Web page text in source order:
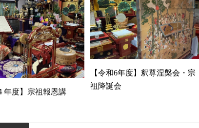
年度】宗祖報恩講
【令和6年度】釈尊涅槃会・宗
祖降誕会